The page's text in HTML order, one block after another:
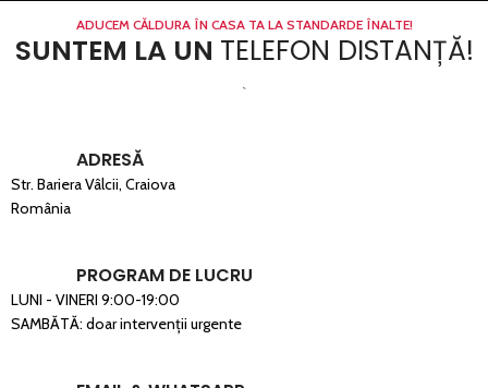
ADUCEM CĂLDURA ÎN CASA TA LA STANDARDE ÎNALTE!
SUNTEM LA UN TELEFON DISTANȚĂ!
`
ADRESĂ
Str. Bariera Vâlcii, Craiova
România
PROGRAM DE LUCRU
LUNI - VINERI 9:00-19:00
SAMBĂTĂ: doar intervenții urgente